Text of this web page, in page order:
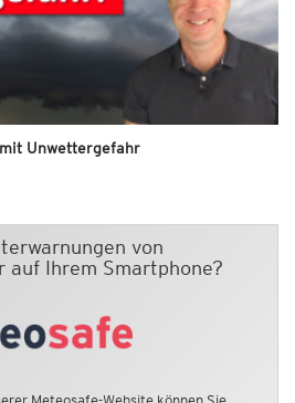
Unwettergefahr
von
auf Ihrem Smartphone?